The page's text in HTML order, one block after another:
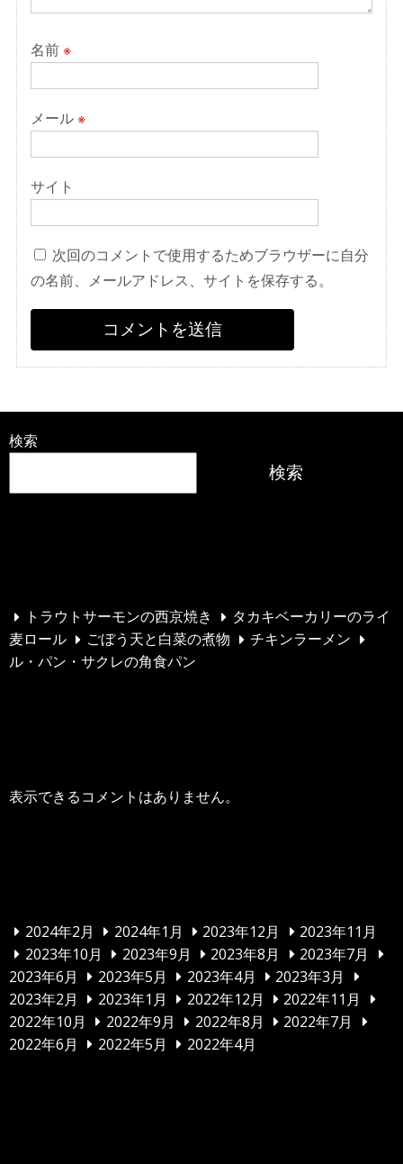
名前※
メール※
サイト
次回のコメントで使用するためブラウザーに自分
の名前、メールアドレス、サイトを保存する。
検索
検索
トラウトサーモンの西京焼き
タカキベーカリーのライ
麦ロール
ごぼう天と白菜の煮物
チキンラーメン
ル・パン・サクレの角食パン
表示できるコメントはありません。
2024年2月 2024年1月 2023年12月
2023年11月
2023年10月
2023年9月 2023年8月
2023年7月
2023年6月
2023年5月 2023年4月
2023年3月
2023年2月
2023年1月 2022年12月
2022年11月
2022年10月
2022年9月 2022年8月
2022年7月
2022年6月
2022年5月 2022年4月